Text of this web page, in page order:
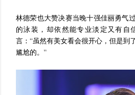
林德荣也大赞决赛当晚十强佳丽勇气
的泳装，却依然能专业淡定又有自
言：“虽然有美女看会很开心，但是到
尴尬的。”